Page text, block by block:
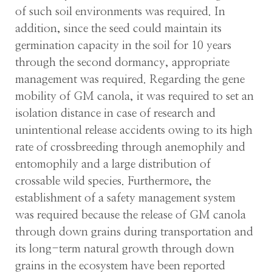
of such soil environments was required. In
addition, since the seed could maintain its
germination capacity in the soil for 10 years
through the second dormancy, appropriate
management was required. Regarding the gene
mobility of GM canola, it was required to set an
isolation distance in case of research and
unintentional release accidents owing to its high
rate of crossbreeding through anemophily and
entomophily and a large distribution of
crossable wild species. Furthermore, the
establishment of a safety management system
was required because the release of GM canola
through down grains during transportation and
its long-term natural growth through down
grains in the ecosystem have been reported